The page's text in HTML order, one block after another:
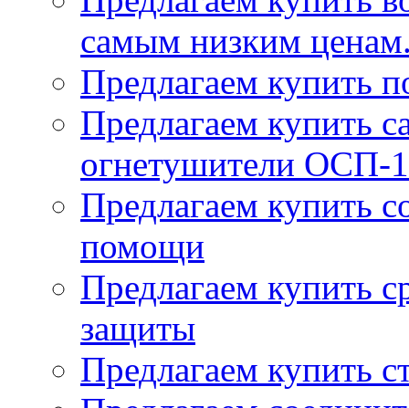
самым низким
Предлагаем купить
Предлагаем купить
огнетушители
Предлагаем купить
помощи
Предлагаем купить
защиты
Предлагаем купить